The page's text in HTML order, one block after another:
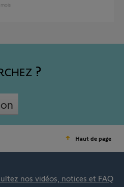
mois
Haut de page
nos vidéos, notices et FAQ